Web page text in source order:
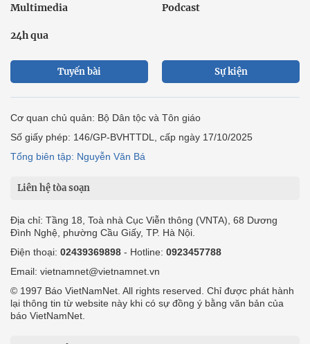
Multimedia Podcast
24h qua
Tuyến bài Sự kiện
Cơ quan chủ quản: Bộ Dân tộc và Tôn giáo
Số giấy phép: 146/GP-BVHTTDL, cấp ngày 17/10/2025
Tổng biên tập: Nguyễn Văn Bá
Liên hệ tòa soạn
Địa chỉ: Tầng 18, Toà nhà Cục Viễn thông (VNTA), 68 Dương
Đình Nghệ, phường Cầu Giấy, TP. Hà Nội.
Điện thoại: 02439369898 - Hotline: 0923457788
Email: vietnamnet@vietnamnet.vn
© 1997 Báo VietNamNet. All rights reserved. Chỉ được phát hành
lại thông tin từ website này khi có sự đồng ý bằng văn bản của
báo VietNamNet.